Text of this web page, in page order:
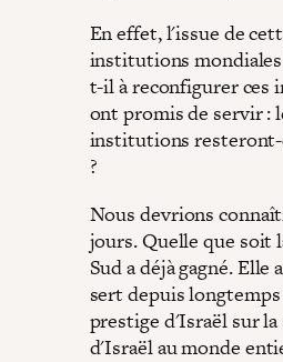
En effet, l'issue de
institutions
t-il à reconfigurer ces
ont promis de servir :
institutions resteront-
?
Nous devrions
jours. Quelle que soit
Sud a déjà gagné.
sert depuis
prestige d'Israël sur la
d'Israël au monde